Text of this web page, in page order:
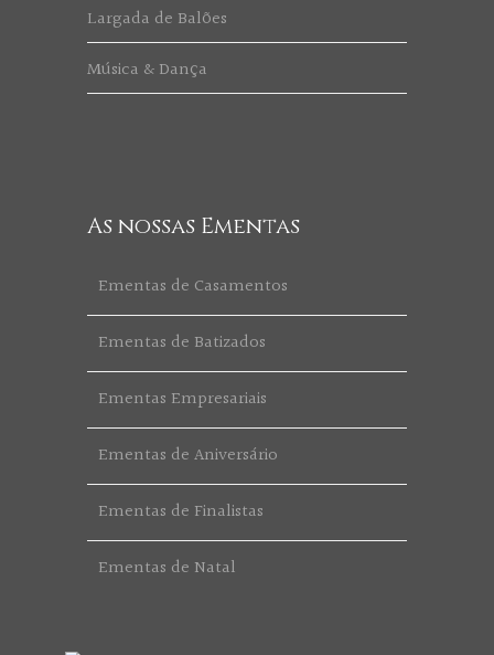
Largada de Balões
Música & Dança
As nossas Ementas
Ementas de Casamentos
Ementas de Batizados
Ementas Empresariais
Ementas de Aniversário
Ementas de Finalistas
Ementas de Natal